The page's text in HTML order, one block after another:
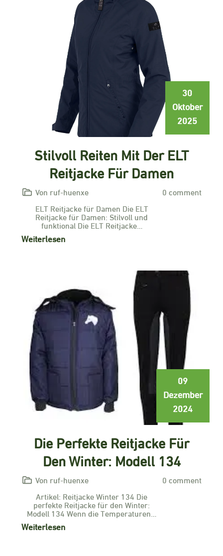
30
Oktober
2025
Stilvoll Reiten Mit Der ELT
Reitjacke Für Damen
Von ruf-huenxe
0 comment
ELT Reitjacke für Damen Die ELT
Reitjacke für Damen: Stilvoll und
funktional Die ELT Reitjacke…
Weiterlesen
09
Dezember
2024
Die Perfekte Reitjacke Für
Den Winter: Modell 134
Von ruf-huenxe
0 comment
Artikel: Reitjacke Winter 134 Die
perfekte Reitjacke für den Winter:
Modell 134 Wenn die Temperaturen…
Weiterlesen